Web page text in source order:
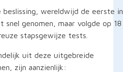
beslissing, wereldwijd de eerste in
snel genomen, maar volgde op 18
stapsgewijze tests.
uit deze uitgebreide
zijn aanzienlijk: